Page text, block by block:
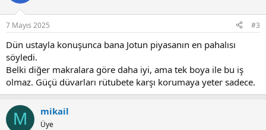
7 Mayıs 2025 #3
Dün ustayla konuşunca bana Jotun piyasanın en pahalısı
söyledi.
Belki diğer makralara göre daha iyi, ama tek boya ile bu iş
olmaz. Güçü düvarları rütubete karşı korumaya yeter sadece.
M mikail
Üye